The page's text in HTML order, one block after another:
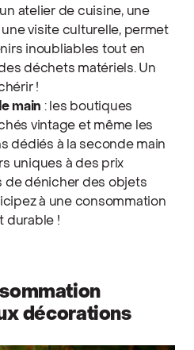
atelier de cuisine, une
visite culturelle, permet
inoubliables tout en
déchets matériels. Un
!
main : les boutiques
vintage et même les
dédiés à la seconde main
uniques à des prix
de dénicher des objets
à une consommation
durable !
décorations